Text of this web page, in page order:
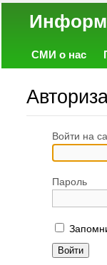
СМИ о нас
Войти на
Пароль